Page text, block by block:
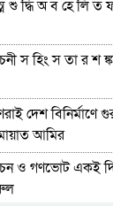
শু দ্ধি অ ব হে লি ত
স হিং স তা র শ
দেশ বিনির্মাণে
আমির
ও গণভোট একই